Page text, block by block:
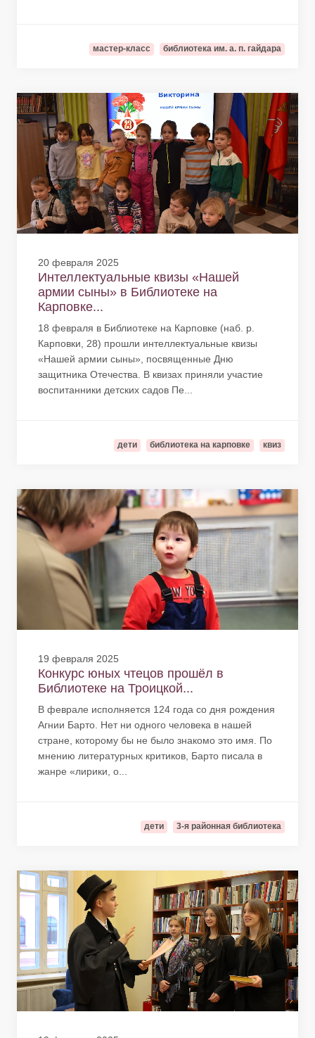
мастер-класс библиотека им. а. п. гайдара
20 февраля 2025
Интеллектуальные квизы «Нашей
армии сыны» в Библиотеке на
Карповке...
18 февраля в Библиотеке на Карповке (наб. р.
Карповки, 28) прошли интеллектуальные квизы
«Нашей армии сыны», посвященные Дню
защитника Отечества. В квизах приняли участие
воспитанники детских садов Пе...
дети библиотека на карповке квиз
19 февраля 2025
Конкурс юных чтецов прошёл в
Библиотеке на Троицкой...
В феврале исполняется 124 года со дня рождения
Агнии Барто. Нет ни одного человека в нашей
стране, которому бы не было знакомо это имя. По
мнению литературных критиков, Барто писала в
жанре «лирики, о...
дети 3-я районная библиотека